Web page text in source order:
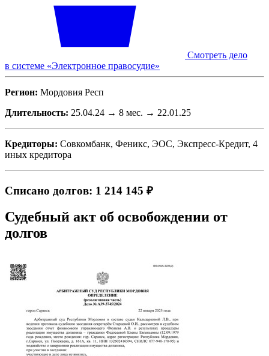
Смотреть дело
в системе «Электронное правосудие»
Регион: Мордовия Респ
Длительность: 25.04.24 → 8 мес. → 22.01.25
Кредиторы: Совкомбанк, Феникс, ЭОС, Экспресс-Кредит, 4
иных кредитора
Списано долгов: 1 214 145 ₽
Судебный акт об освобождении от
долгов